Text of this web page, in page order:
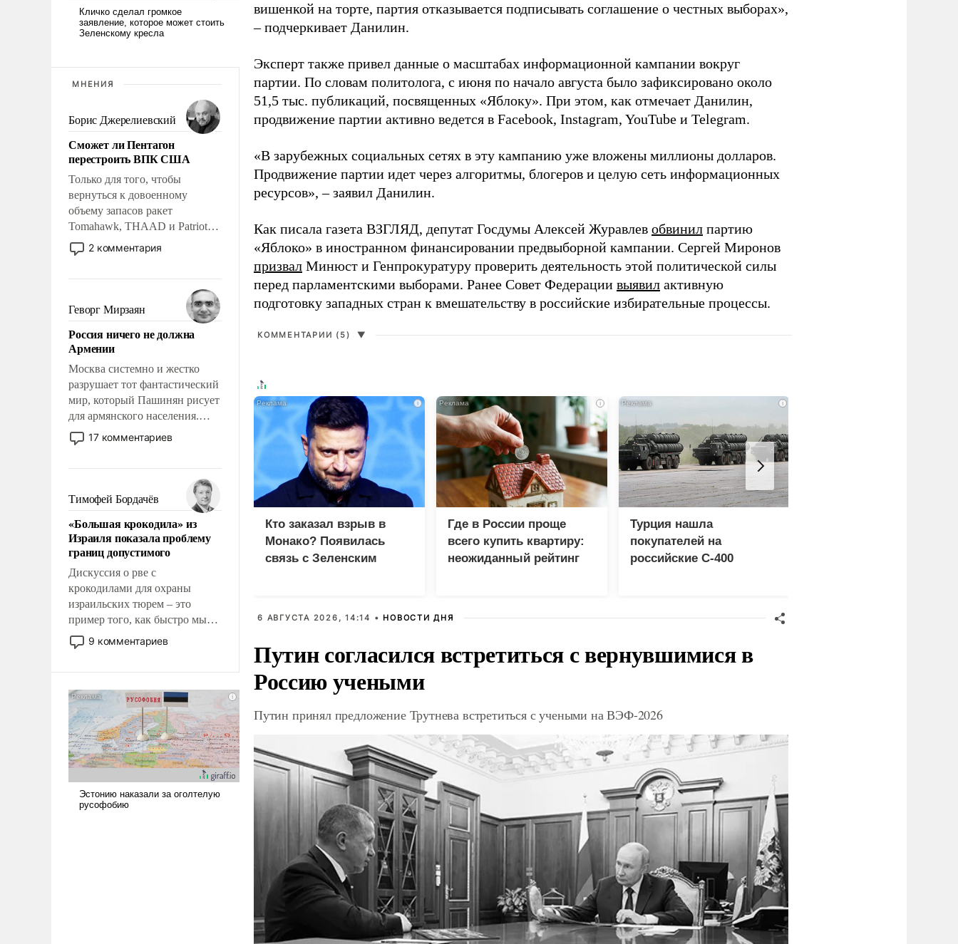
МНЕНИЯ
Борис Джерелиевский
Сможет ли Пентагон
перестроить ВПК США
Только для того, чтобы
вернуться к довоенному
объему запасов ракет
Tomahawk, THAAD и Patriot
США потребуется более трех
лет. Даже небольшая война с
Сложившаяся ситуация
означает многолетний период
уязвимости США, например,
перед Китаем.
2 комментария
Геворг Мирзаян
Россия ничего не должна
Армении
Москва системно и жестко
разрушает тот фантастический
мир, который Пашинян рисует
для армянского населения.
Мир, где политические
прожекты будут безусловно
налогоплательщиков и где
Еревану за свои поступки не
нужно отвечать.
17 комментариев
Тимофей Бордачёв
«Большая крокодила» из
Израиля показала проблему
границ допустимого
Дискуссия о рве с
крокодилами для охраны
израильских тюрем – это
пример того, как быстро мы
двигаемся по пути
революционных изменений.
псевдонаучной фантастики,
стало всерьез обсуждаемой
идеей.
9 комментариев
вишенкой на торте, партия отказывается подписывать соглашение о честных выборах»,
– подчеркивает Данилин.
Эксперт также привел данные о масштабах информационной кампании вокруг
партии. По словам политолога, с июня по начало августа было зафиксировано около
51,5 тыс. публикаций, посвященных «Яблоку». При этом, как отмечает Данилин,
продвижение партии активно ведется в Facebook, Instagram, YouTube и Telegram.
«В зарубежных социальных сетях в эту кампанию уже вложены миллионы долларов.
Продвижение партии идет через алгоритмы, блогеров и целую сеть информационных
ресурсов», – заявил Данилин.
Как писала газета ВЗГЛЯД, депутат Госдумы Алексей Журавлев обвинил партию
«Яблоко» в иностранном финансировании предвыборной кампании. Сергей Миронов
призвал Минюст и Генпрокуратуру проверить деятельность этой политической силы
перед парламентскими выборами. Ранее Совет Федерации выявил активную
подготовку западных стран к вмешательству в российские избирательные процессы.
КОММЕНТАРИИ (5) ▼
i
Кто заказал взрыв в
Монако? Появилась
связь с Зеленским
i
Где в России проще
всего купить квартиру:
неожиданный рейтинг
i
Турция нашла
покупателей на
российские C-400
6 АВГУСТА 2026, 14:14 • НОВОСТИ ДНЯ
Путин согласился встретиться с вернувшимися в
Россию учеными
Путин принял предложение Трутнева встретиться с учеными на ВЭФ-2026